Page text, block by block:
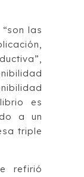
las
es
a un
triple
refirió